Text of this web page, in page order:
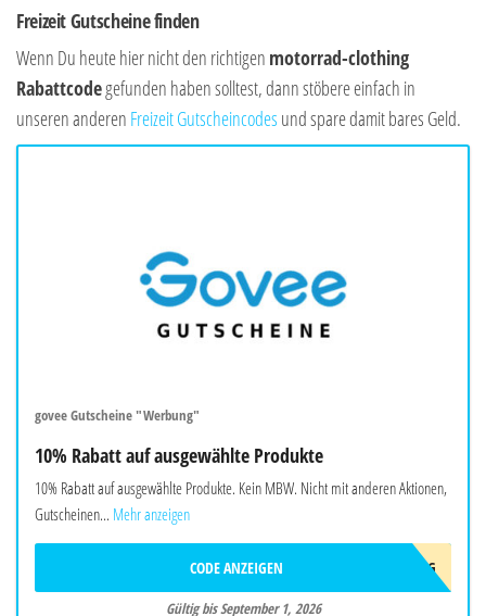
Freizeit Gutscheine finden
Wenn Du heute hier nicht den richtigen motorrad-clothing
Rabattcodegefunden haben solltest, dann stöbere einfach in
unseren anderen Freizeit Gutscheincodes und spare damit bares Geld.
govee Gutscheine "Werbung"
10% Rabatt auf ausgewählte Produkte
10% Rabatt auf ausgewählte Produkte. Kein MBW. Nicht mit anderen Aktionen,
Gutscheinen... Mehr anzeigen
AFF10AUG
CODE ANZEIGEN
Gültig bis September 1, 2026